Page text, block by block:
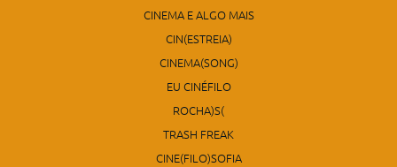
CINEMA E ALGO MAIS
CIN(ESTREIA)
CINEMA(SONG)
EU CINÉFILO
ROCHA)S(
TRASH FREAK
CINE(FILO)SOFIA